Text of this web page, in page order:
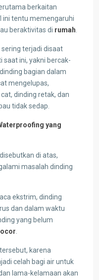
berkaitan
ini tentu memengaruhi
beraktivitas di rumah
terjadi disaat
saat ini, yakni bercak-
bagian dalam
mengelupas,
dinding retak, dan
tidak sedap.
yang
di atas,
masalah dinding
ekstrim, dinding
dan dalam waktu
yang belum
karena
celah bagi air untuk
lama-kelamaan akan